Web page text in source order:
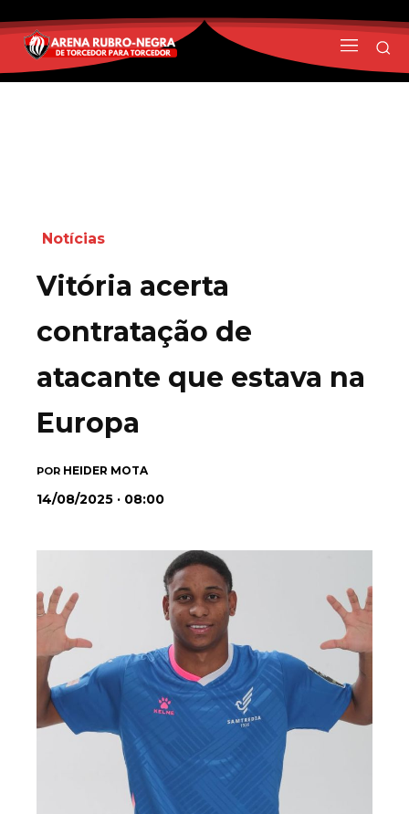
Notícias
Vitória acerta
contratação de
atacante que estava na
Europa
POR HEIDER MOTA
14/08/2025 · 08:00